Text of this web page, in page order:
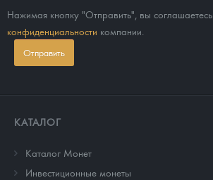
Нажимая кнопку "Отправить", вы соглашаетесь
конфиденциальности компании.
Отправить
КАТАЛОГ
Каталог Монет
Инвестиционные монеты